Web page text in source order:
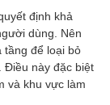
định khả
dùng. Nên
tầng để loại bỏ
Điều này đặc biệt
và khu vực làm